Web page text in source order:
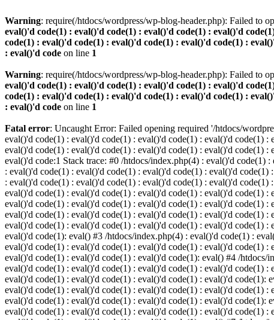
Warning: require(/htdocs/wordpress/wp-blog-header.php): Failed to
eval()'d code(1) : eval()'d code(1) : eval()'d code(1) : eval()'d
code(1) : eval()'d code(1) : eval()'d code(1) : eval()'d code(1) :
: eval()'d code on line 1
Warning: require(/htdocs/wordpress/wp-blog-header.php): Failed to
eval()'d code(1) : eval()'d code(1) : eval()'d code(1) : eval()'d
code(1) : eval()'d code(1) : eval()'d code(1) : eval()'d code(1) :
: eval()'d code on line 1
Fatal error: Uncaught Error: Failed opening required '/htdocs/
eval()'d code(1) : eval()'d code(1) : eval()'d code(1) : eval()'d code(1)
eval()'d code(1) : eval()'d code(1) : eval()'d code(1) : eval()'d code(1)
eval()'d code:1 Stack trace: #0 /htdocs/index.php(4) : eval()'d
: eval()'d code(1) : eval()'d code(1) : eval()'d code(1) : eval()'d
: eval()'d code(1) : eval()'d code(1) : eval()'d code(1) : eval()'d
eval()'d code(1) : eval()'d code(1) : eval()'d code(1) : eval()'d code(1)
eval()'d code(1) : eval()'d code(1) : eval()'d code(1) : eval()'d code(1)
eval()'d code(1) : eval()'d code(1) : eval()'d code(1) : eval()'d code(1)
eval()'d code(1) : eval()'d code(1) : eval()'d code(1) : eval()'d code(1)
eval()'d code(1): eval() #3 /htdocs/index.php(4) : eval()'d code(1) :
eval()'d code(1) : eval()'d code(1) : eval()'d code(1) : eval()'d code(1)
eval()'d code(1) : eval()'d code(1) : eval()'d code(1): eval() #4 /
eval()'d code(1) : eval()'d code(1) : eval()'d code(1) : eval()'d code(1)
eval()'d code(1) : eval()'d code(1) : eval()'d code(1) : eval()'d
eval()'d code(1) : eval()'d code(1) : eval()'d code(1) : eval()'d code(1)
eval()'d code(1) : eval()'d code(1) : eval()'d code(1) : eval()'d
eval()'d code(1) : eval()'d code(1) : eval()'d code(1) : eval()'d code(1)